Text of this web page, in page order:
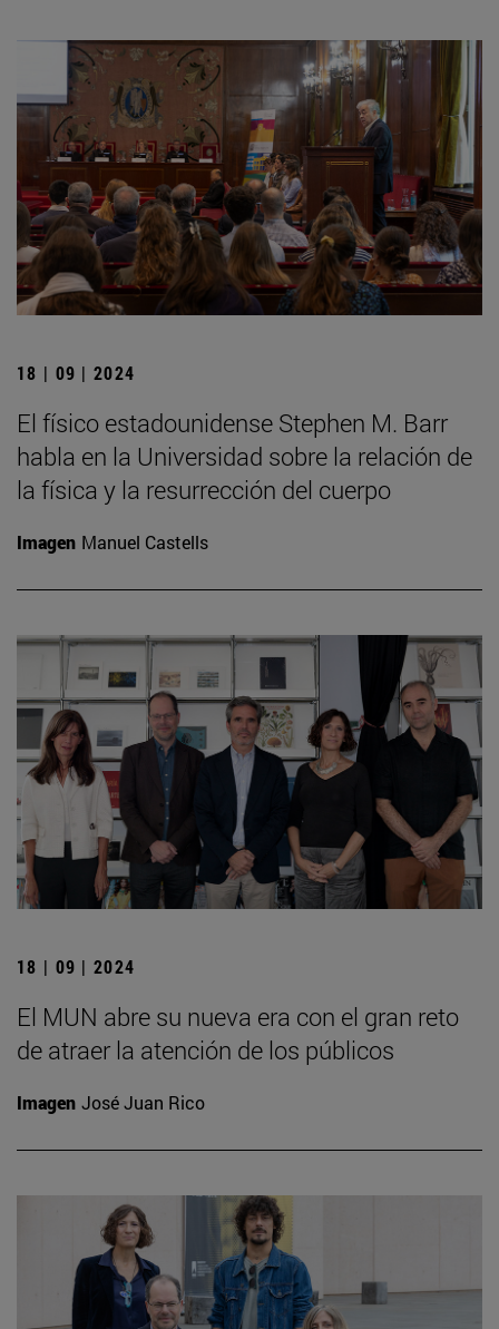
18 | 09 | 2024
El físico estadounidense Stephen M. Barr
habla en la Universidad sobre la relación de
la física y la resurrección del cuerpo
Imagen Manuel Castells
18 | 09 | 2024
El MUN abre su nueva era con el gran reto
de atraer la atención de los públicos
Imagen José Juan Rico